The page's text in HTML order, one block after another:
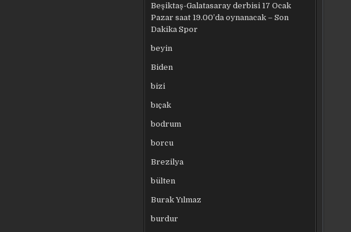
Beşiktaş-Galatasaray derbisi 17 Ocak
Pazar saat 19.00’da oynanacak – Son
Dakika Spor
beyin
Biden
bizi
bıçak
bodrum
borcu
Brezilya
bülten
Burak Yılmaz
burdur